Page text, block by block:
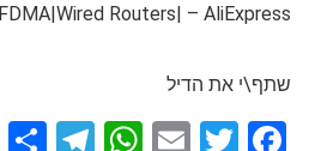
Routers| – AliExpress
שתף\י את הדיל
F
T
E
W
T